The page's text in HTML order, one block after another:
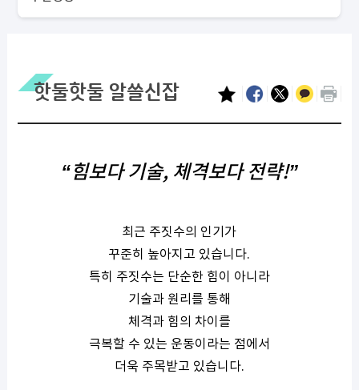
핫둘핫둘 알쓸신잡
“힘보다 기술, 체격보다 전략!”
최근 주짓수의 인기가
꾸준히 높아지고 있습니다.
특히 주짓수는 단순한 힘이 아니라
기술과 원리를 통해
체격과 힘의 차이를
극복할 수 있는 운동이라는 점에서
더욱 주목받고 있습니다.